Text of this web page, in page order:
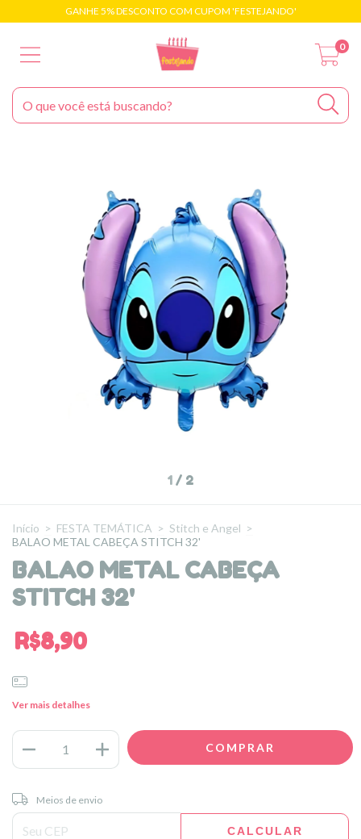
GANHE 5% DESCONTO COM CUPOM 'FESTEJANDO'
0
1 / 2
Início > FESTA TEMÁTICA > Stitch e Angel >
BALAO METAL CABEÇA STITCH 32'
BALAO METAL CABEÇA
STITCH 32'
R$8,90
Ver mais detalhes
Entregas para o CEP:
Meios de envio
CALCULAR